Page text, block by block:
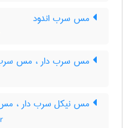
مس سرب اندود
مس سرب دار ، مس
مس نیکل سرب دار ،